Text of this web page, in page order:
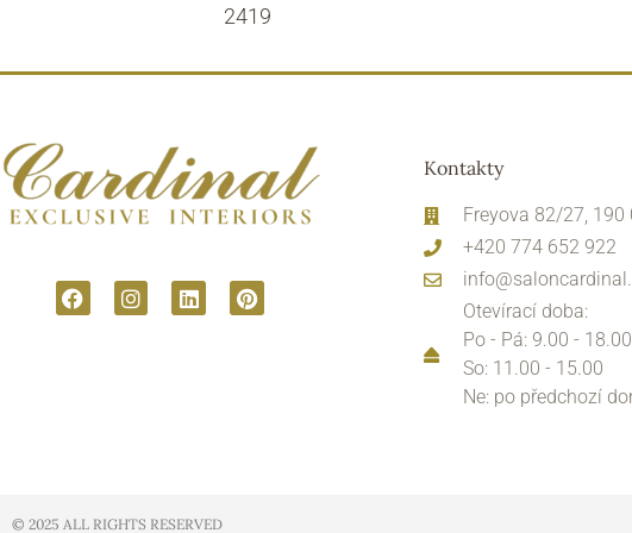
2419
Kontakty
Freyova 82/27, 190
+420 774 652 922
Otevírací doba:
Po - Pá: 9.00 - 18.00
So: 11.00 - 15.00
Ne: po předchozí
© 2025 ALL RIGHTS RESERVED​